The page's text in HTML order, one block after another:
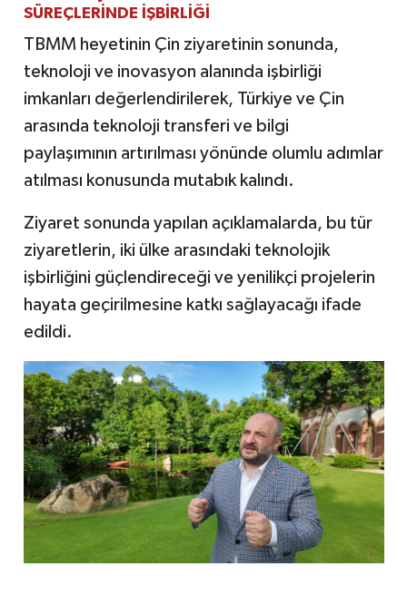
SÜREÇLERİNDE İŞBİRLİĞİ
TBMM heyetinin Çin ziyaretinin sonunda,
teknoloji ve inovasyon alanında işbirliği
imkanları değerlendirilerek, Türkiye ve Çin
arasında teknoloji transferi ve bilgi
paylaşımının artırılması yönünde olumlu adımlar
atılması konusunda mutabık kalındı.
Ziyaret sonunda yapılan açıklamalarda, bu tür
ziyaretlerin, iki ülke arasındaki teknolojik
işbirliğini güçlendireceği ve yenilikçi projelerin
hayata geçirilmesine katkı sağlayacağı ifade
edildi.